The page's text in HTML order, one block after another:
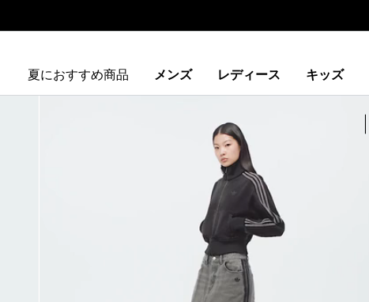
夏におすすめ商品 メンズ レディース キッズ